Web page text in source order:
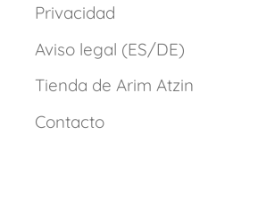
Privacidad
Aviso legal (ES/DE)
Tienda de Arim Atzin
Contacto